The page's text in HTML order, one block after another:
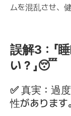
ムを混乱させ、
誤解3：「
い？」😴
✅ 真実：過
性があります